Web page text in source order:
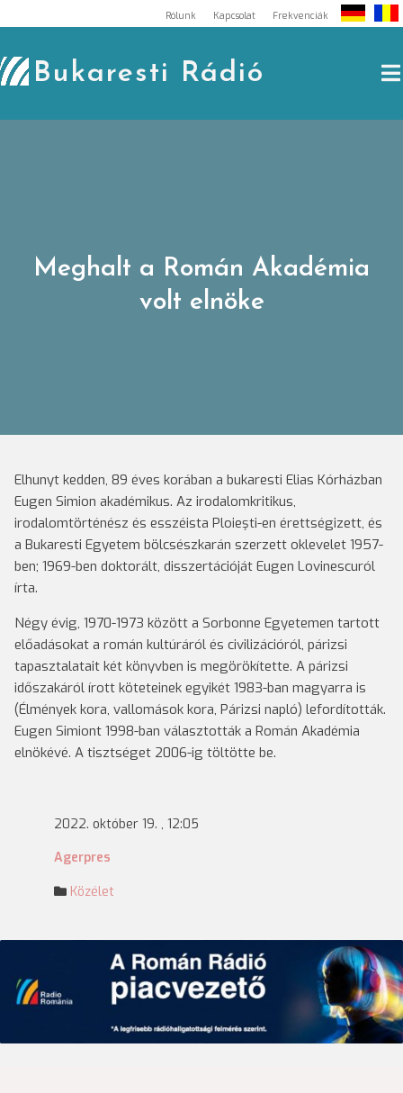
to
content
Rólunk Kapcsolat Frekvenciák
Bukaresti Rádió
Meghalt a Román Akadémia
volt elnöke
Elhunyt kedden, 89 éves korában a bukaresti Elias Kórházban
Eugen Simion akadémikus. Az irodalomkritikus,
irodalomtörténész és esszéista Ploieşti-en érettségizett, és
a Bukaresti Egyetem bölcsészkarán szerzett oklevelet 1957-
ben; 1969-ben doktorált, disszertációját Eugen Lovinescuról
írta.
Négy évig, 1970-1973 között a Sorbonne Egyetemen tartott
előadásokat a román kultúráról és civilizációról, párizsi
tapasztalatait két könyvben is megörökítette. A párizsi
időszakáról írott köteteinek egyikét 1983-ban magyarra is
(Élmények kora, vallomások kora, Párizsi napló) lefordították.
Eugen Simiont 1998-ban választották a Román Akadémia
elnökévé. A tisztséget 2006-ig töltötte be.
2022. október 19. , 12:05
Agerpres
Közélet